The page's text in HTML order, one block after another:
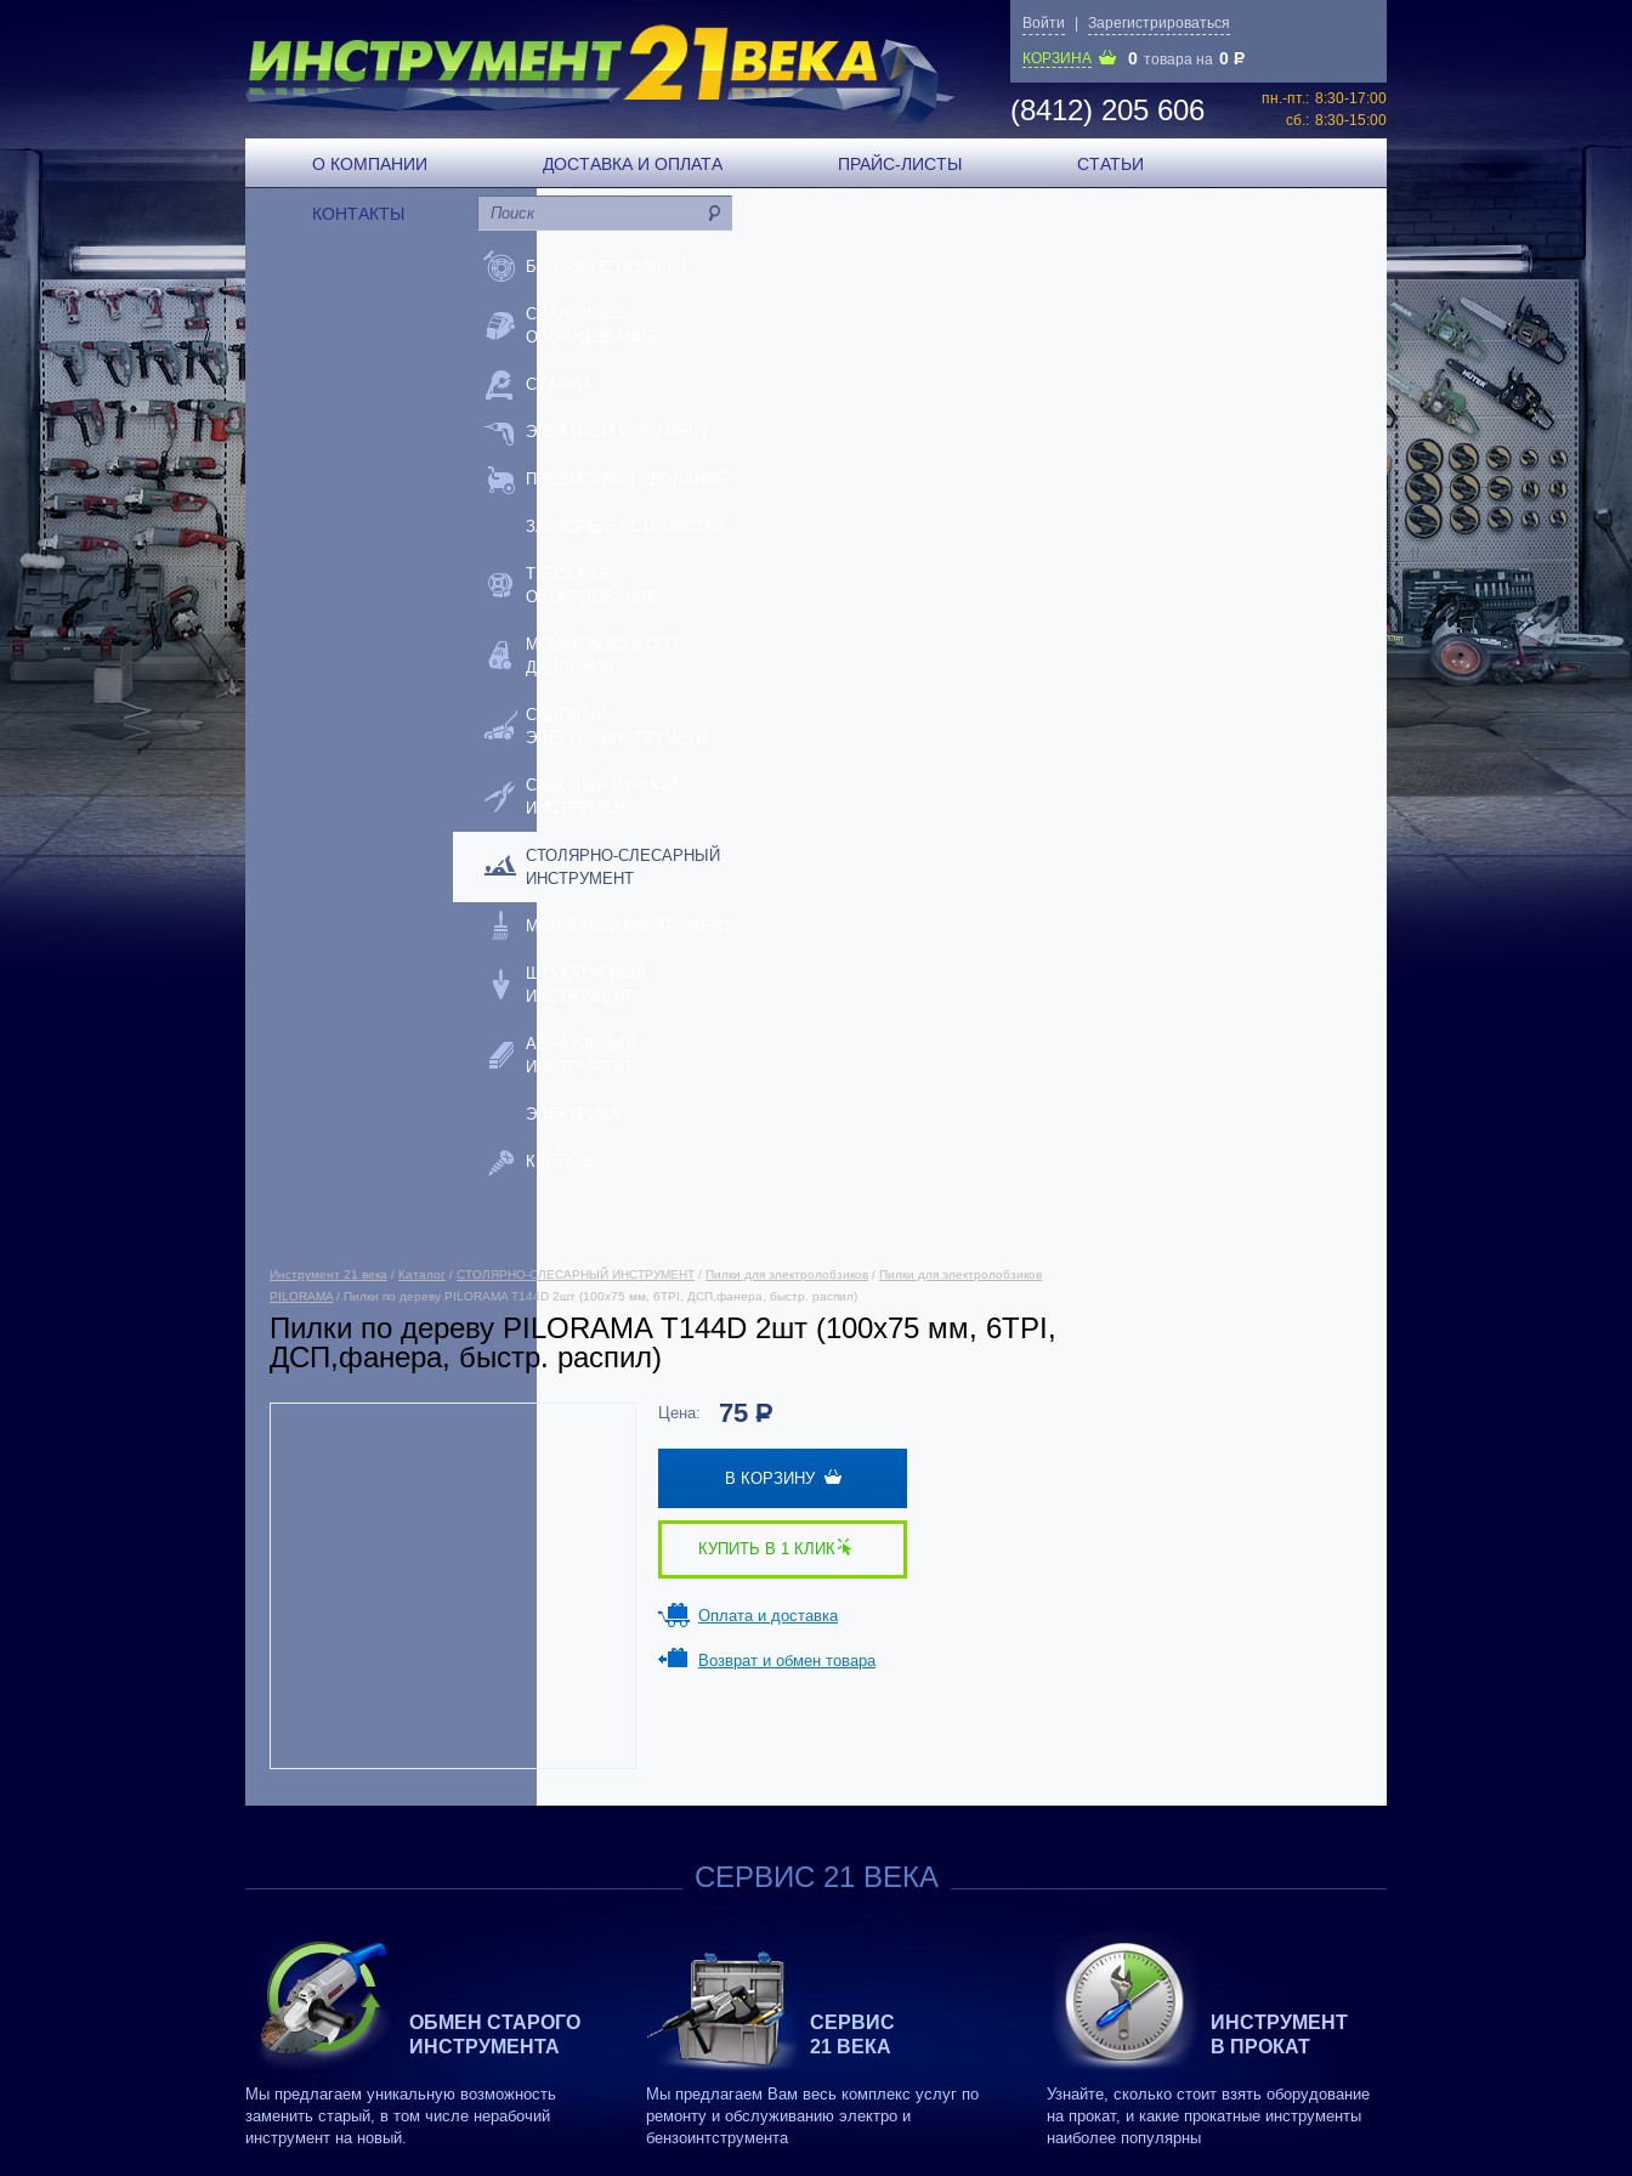
Войти Зарегистрироваться
КОРЗИНА 0 товара на 0 P
(8412) 205 606 пн.-пт.: 8:30-17:00
сб.: 8:30-15:00
О КОМПАНИИ ДОСТАВКА И ОПЛАТА ПРАЙС-ЛИСТЫ СТАТЬИ
КОНТАКТЫ
БЕНЗОИНСТРУМЕНТ
СВАРОЧНОЕ
ОБОРУДОВАНИЕ
СТАНКИ
ЭЛЕКТРОИНСТРУМЕНТ
ПНЕВМООБОРУДОВАНИЕ
ЗАРЯДНЫЕ УСТРОЙСТВА
ТЕПЛОВОЕ
ОБОРУДОВАНИЕ
МОЙКИ ВЫСОКОГО
ДАВЛЕНИЯ
САДОВЫЙ
ЭЛЕКТРОИНСТРУМЕНТ
САДОВЫЙ РУЧНОЙ
ИНСТРУМЕНТ
СТОЛЯРНО-СЛЕСАРНЫЙ
ИНСТРУМЕНТ
МАЛЯРНЫЙ ИНСТРУМЕНТ
ШТУКАТУРНЫЙ
ИНСТРУМЕНТ
АБРАЗИВНЫЙ
ИНСТРУМЕНТ
ЭЛЕКТРИКА
КРЕПЕЖ
Инструмент 21 века / Каталог / СТОЛЯРНО-СЛЕСАРНЫЙ ИНСТРУМЕНТ / Пилки для электролобзиков / Пилки для электролобзиков
PILORAMA / Пилки по дереву PILORAMA T144D 2шт (100x75 мм, 6TPI, ДСП,фанера, быстр. распил)
Пилки по дереву PILORAMA T144D 2шт (100x75 мм, 6TPI,
ДСП,фанера, быстр. распил)
Цена: 75 Р
В КОРЗИНУ
КУПИТЬ В 1 КЛИК
Оплата и доставка
Возврат и обмен товара
СЕРВИС 21 ВЕКА
ОБМЕН СТАРОГО
ИНСТРУМЕНТА
Мы предлагаем уникальную возможность
заменить старый, в том числе нерабочий
инструмент на новый.
СЕРВИС
21 ВЕКА
Мы предлагаем Вам весь комплекс услуг по
ремонту и обслуживанию электро и
бензоинтструмента
ИНСТРУМЕНТ
В ПРОКАТ
Узнайте, сколько стоит взять оборудование
на прокат, и какие прокатные инструменты
наиболее популярны